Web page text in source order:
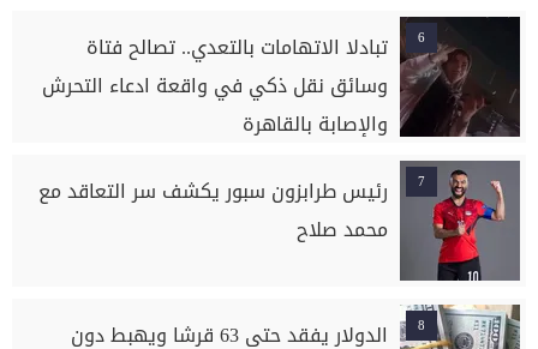
6
تبادلا الاتهامات بالتعدي.. تصالح فتاة
وسائق نقل ذكي في واقعة ادعاء التحرش
والإصابة بالقاهرة
7
رئيس طرابزون سبور يكشف سر التعاقد مع
محمد صلاح
8 الدولار يفقد حتى 63 قرشا ويهبط دون